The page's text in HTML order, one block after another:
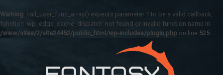
Warning: call_user_func_array() expects parameter 1 to be a valid callback,
function 'wp_edge_cache_dispatch' not found or invalid function name in
/www/sites/2/site24452/public_html/wp-includes/plugin.php on line 525